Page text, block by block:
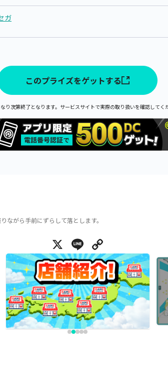
ガ
このプライズをゲットする
り次第終了となります。サービスサイトで実際の取り扱いを確認してく
ながら手前にずらして落とします。
X Line